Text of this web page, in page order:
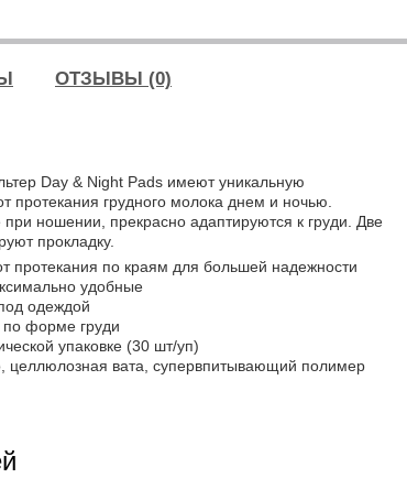
ОТЗЫВЫ (0)
Day & Night Pads имеют уникальную
протекания грудного молока днем и ночью.
ношении, прекрасно адаптируются к груди. Две
прокладку.
протекания по краям для большей надежности
удобные
одеждой
форме груди
упаковке (30 шт/уп)
целлюлозная вата, супервпитывающий полимер